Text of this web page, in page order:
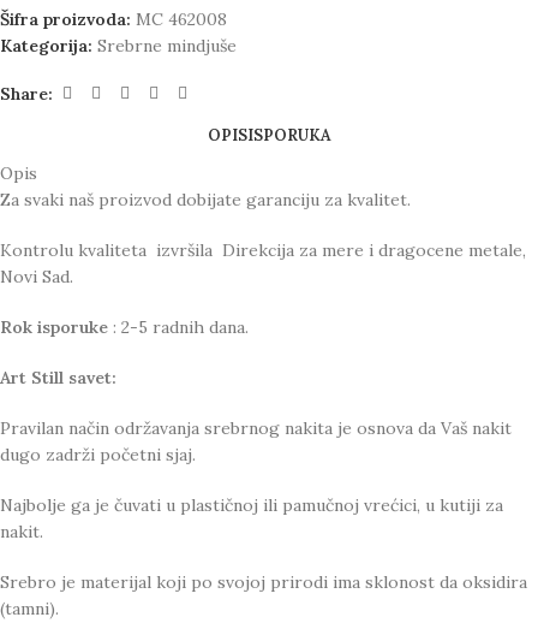
Šifra proizvoda: MC 462008
Kategorija: Srebrne mindjuše
Share:
OPISISPORUKA
Opis
Za svaki naš proizvod dobijate garanciju za kvalitet.
Kontrolu kvaliteta izvršila Direkcija za mere i dragocene metale,
Novi Sad.
Rok isporuke : 2-5 radnih dana.
Art Still savet:
Pravilan način održavanja srebrnog nakita je osnova da Vaš nakit
dugo zadrži početni sjaj.
Najbolje ga je čuvati u plastičnoj ili pamučnoj vrećici, u kutiji za
nakit.
Srebro je materijal koji po svojoj prirodi ima sklonost da oksidira
(tamni).